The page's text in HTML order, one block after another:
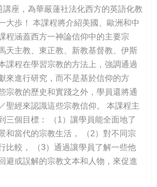
講座，為華嚴蓮社法化西方的英語化教
大歩！ 本課程將介紹美國、歐洲和中
程涵蓋西方一神論信仰中的主要宗
天主教、東正教、新教基督教、伊斯
課程在學習宗教的方法上，強調通過
來進行研究，而不是基於信仰的方
宗教的歷史和實踐之外，學員還將通
聖經來認識這些宗教信仰。 本課程主
三個目標： （1）讓學員能全面地了
和當代的宗教生活， （2）對不同宗
比較， （3）通過讓學員了解一些他
避或誤解的宗教文本和人物，來促進